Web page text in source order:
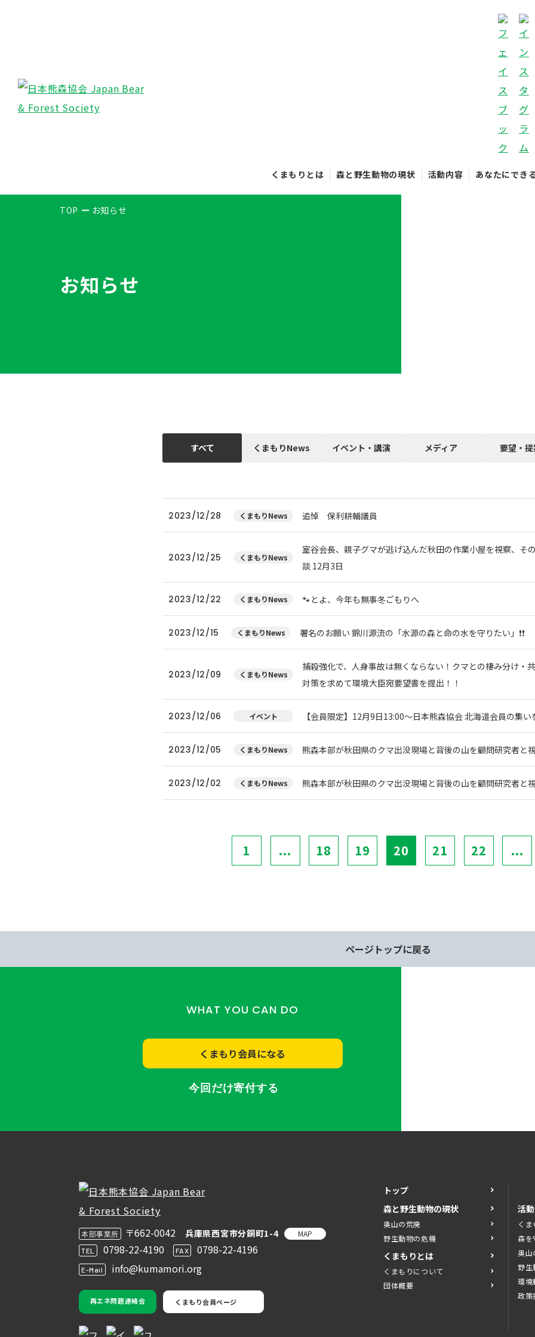
くまもりとは 森と野生動物の現状 活動内容 あなたにでき
TOP お知らせ
お知らせ
すべて くまもりNews イベント・講演 メディア 要望・
2023/12/28 くまもりNews 追悼 保利耕輔議員
2023/12/25 くまもりNews
室谷会長、親子グマが逃げ込んだ秋田の作業小屋を視察、そ
談 12月3日
2023/12/22 くまもりNews 🐾とよ、今年も無事冬ごもりへ
2023/12/15 くまもりNews 署名のお願い 錦川源流の「水源の森と命の水を守りたい」❗❗
2023/12/09 くまもりNews
捕殺強化で、人身事故は無くならない！クマとの棲み分け・
対策を求めて環境大臣宛要望書を提出！！
2023/12/06 イベント 【会員限定】12月9日13:00～日本熊森協会 北海道会員の集い
2023/12/05 くまもりNews 熊森本部が秋田県のクマ出没現場と背後の山を顧問研究者
2023/12/02 くまもりNews 熊森本部が秋田県のクマ出没現場と背後の山を顧問研究者
1 ... 18 19 20 21 22 ...
ページトップに戻る
WHAT YOU CAN DO
くまもり会員になる
今回だけ寄付する
本部事業所 〒662-0042 兵庫県西宮市分銅町1-4 MAP
TEL 0798-22-4190 FAX 0798-22-4196
E-Mail info@kumamori.org
再エネ問題連絡会 くまもり会員ページ
トップ
森と野生動物の現状
奥山の荒廃
野生動物の危機
くまもりとは
くまもりについて
団体概要
活
く
森を
奥山
野生
環境
政策